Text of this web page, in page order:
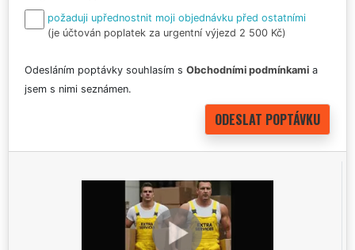
požaduji upřednostnit moji objednávku před ostatními
(je účtován poplatek za urgentní výjezd 2 500 Kč)
Odesláním poptávky souhlasím s Obchodními podmínkami a
jsem s nimi seznámen.